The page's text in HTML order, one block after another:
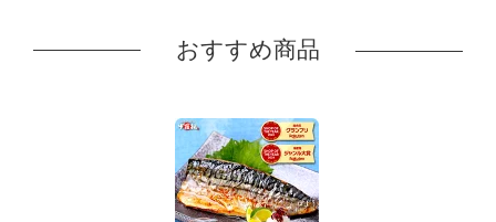
おすすめ商品